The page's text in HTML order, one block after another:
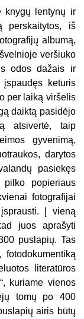
knygų lentynų ir
perskaitytos, iš
albumą,
veršiuko
odos dažais ir
keturis
per laiką viršelis
daiktą pasidėjo
atsivertė, taip
gyvenimą,
darytos
pasiekęs
popieriaus
fotografijai
Į vieną
juos aprašyti
puslapių. Tas
literatūros
kuriame vienos
tomų po 400
airis būtų